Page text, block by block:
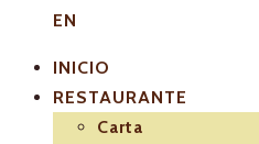
EN
INICIO
RESTAURANTE
Carta